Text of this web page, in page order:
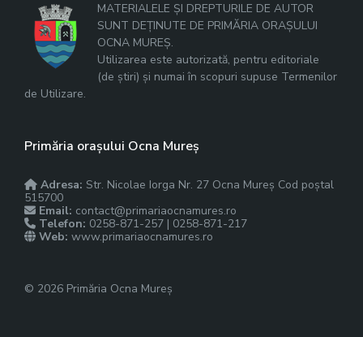
MATERIALELE ȘI DREPTURILE DE AUTOR
SUNT DEȚINUTE DE PRIMĂRIA ORAȘULUI
OCNA MUREȘ.
Utilizarea este autorizată, pentru editoriale
(de știri) și numai în scopuri supuse Termenilor
de Utilizare.
Primăria orașului Ocna Mureș
Adresa: Str. Nicolae Iorga Nr. 27 Ocna Mureș Cod poștal
515700
Email: contact@primariaocnamures.ro
Telefon: 0258-871-257 | 0258-871-217
Web: www.primariaocnamures.ro
© 2026 Primăria Ocna Mureș